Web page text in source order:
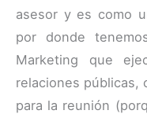
asesor y es como
por donde
Marketing que
relaciones públicas,
para la reunión